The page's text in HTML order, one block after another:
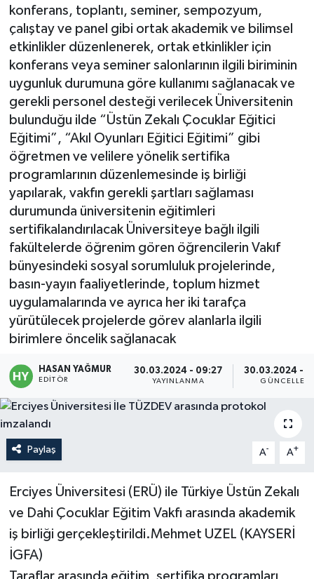
konferans, toplantı, seminer, sempozyum,
çalıştay ve panel gibi ortak akademik ve bilimsel
etkinlikler düzenlenerek, ortak etkinlikler için
konferans veya seminer salonlarının ilgili biriminin
uygunluk durumuna göre kullanımı sağlanacak ve
gerekli personel desteği verilecek Üniversitenin
bulunduğu ilde “Üstün Zekalı Çocuklar Eğitici
Eğitimi”, “Akıl Oyunları Eğitici Eğitimi” gibi
öğretmen ve velilere yönelik sertifika
programlarının düzenlemesinde iş birliği
yapılarak, vakfın gerekli şartları sağlaması
durumunda üniversitenin eğitimleri
sertifikalandırılacak Üniversiteye bağlı ilgili
fakültelerde öğrenim gören öğrencilerin Vakıf
bünyesindeki sosyal sorumluluk projelerinde,
basın-yayın faaliyetlerinde, toplum hizmet
uygulamalarında ve ayrıca her iki tarafça
yürütülecek projelerde görev alanlarla ilgili
birimlere öncelik sağlanacak
HASAN YAĞMUR
EDITÖR
30.03.2024 - 09:27
YAYINLANMA
30.03.2024 -
Paylaş A- A+
Erciyes Üniversitesi (ERÜ) ile Türkiye Üstün Zekalı
ve Dahi Çocuklar Eğitim Vakfı arasında akademik
iş birliği gerçekleştirildi.Mehmet UZEL (KAYSERİ
İGFA)
Taraflar arasında eğitim, sertifika programları,